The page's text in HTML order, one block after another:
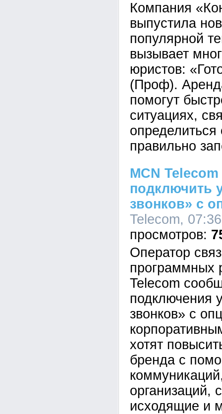
Компания
выпустила
популярной
вызывает
юристов:
(Проф).
помогут
ситуациях,
правильно
MCN
подключить
звонков» с
Telecom,
Оператор
программных
Telecom
подключения
звонков» с
хотят
бренда с
исходящие и